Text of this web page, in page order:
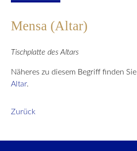
Mensa (Altar)
Tischplatte des Altars
Näheres zu diesem Begriff finden
Altar.
Zurück